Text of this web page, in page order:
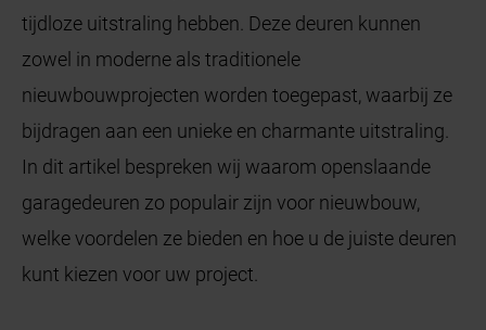
tijdloze uitstraling hebben. Deze deuren kunnen
zowel in moderne als traditionele
nieuwbouwprojecten worden toegepast, waarbij ze
bijdragen aan een unieke en charmante uitstraling.
In dit artikel bespreken wij waarom openslaande
garagedeuren zo populair zijn voor nieuwbouw,
welke voordelen ze bieden en hoe u de juiste deuren
kunt kiezen voor uw project.